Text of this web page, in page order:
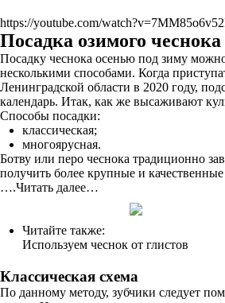
https://youtube.com/
Посадка озимого чеснока
Посадку чеснока осенью под зиму
несколькими способами. Когда
Ленинградской области в 2020 году,
календарь. Итак, как же высаживают
Способы посадки:
классическая;
многоярусная.
Ботву или перо чеснока традиционно
получить более крупные и
….Читать далее…
Читайте также:
Используем чеснок от глистов
Классическая схема
По данному методу, зубчики следует